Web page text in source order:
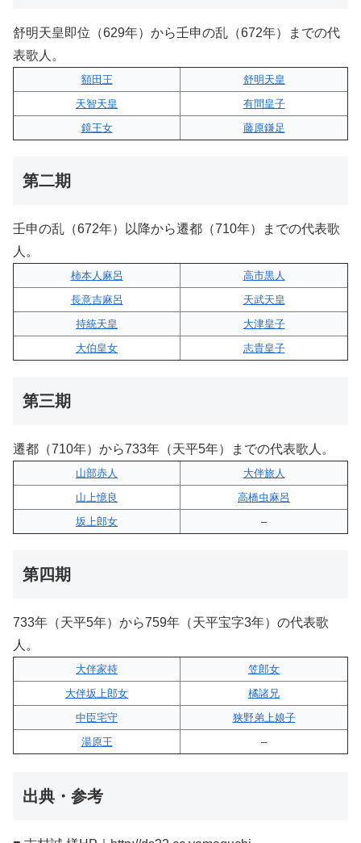
舒明天皇即位（629年）から壬申の乱（672年）までの代
表歌人。
額田王
舒明天皇
天智天皇
有間皇子
鏡王女
藤原鎌足
第二期
壬申の乱（672年）以降から遷都（710年）までの代表歌
人。
柿本人麻呂
高市黒人
長意吉麻呂
天武天皇
持統天皇
大津皇子
大伯皇女
志貴皇子
第三期
遷都（710年）から733年（天平5年）までの代表歌人。
山部赤人
大伴旅人
山上憶良
高橋虫麻呂
坂上郎女
–
第四期
733年（天平5年）から759年（天平宝字3年）の代表歌
人。
大伴家持
笠郎女
大伴坂上郎女
橘諸兄
中臣宅守
狭野弟上娘子
湯原王
–
出典・参考